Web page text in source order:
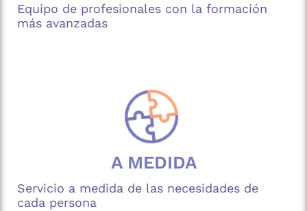
Equipo de profesionales con la formación
más avanzadas
A MEDIDA
Servicio a medida de las necesidades de
cada persona